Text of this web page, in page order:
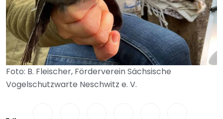
Foto: B. Fleischer, Förderverein Sächsische
Vogelschutzwarte Neschwitz e. V.